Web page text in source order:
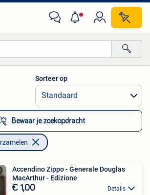
Alle afstanden…
Sorteer op
Bewaar je zoekopdracht
Accendino Zippo - Generale Douglas
MacArthur - Edizione
€ 1,00 Details